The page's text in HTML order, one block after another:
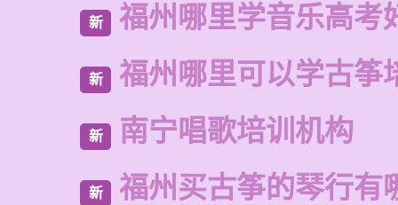
新 福州哪里学音乐高考
新 福州哪里可以学古筝
新 南宁唱歌培训机构
新 福州买古筝的琴行有